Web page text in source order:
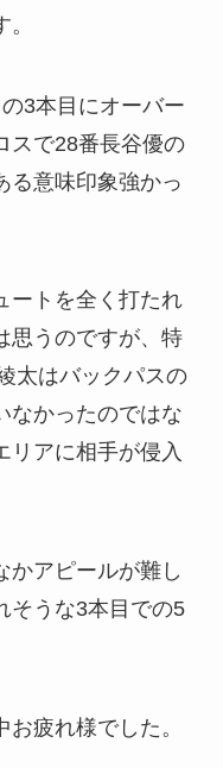
3本目にオーバー
スで28番長谷優の
る意味印象強かっ
ートを全く打たれ
思うのですが、特
太はバックパスの
なかったのではな
リアに相手が侵入
かアピールが難し
そうな3本目での5
疲れ様でした。